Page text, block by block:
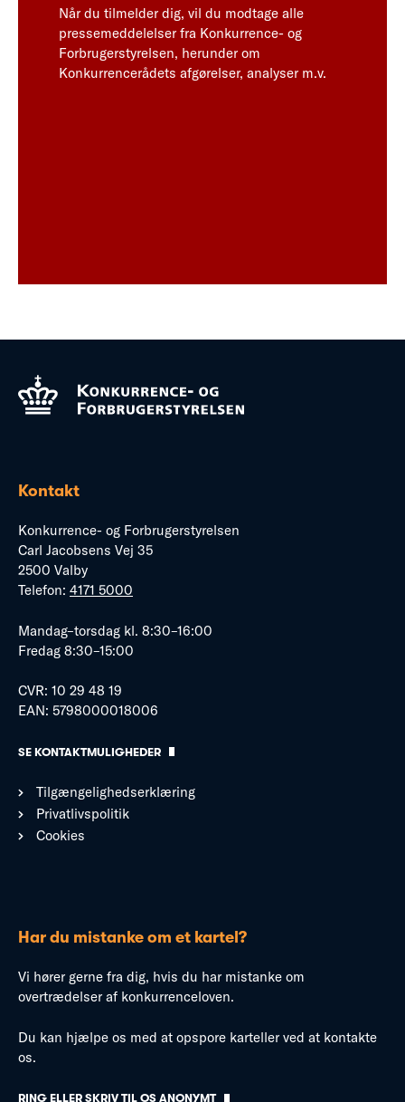
Når du tilmelder dig, vil du modtage alle
pressemeddelelser fra Konkurrence- og
Forbrugerstyrelsen, herunder om
Konkurrencerådets afgørelser, analyser m.v.
Kontakt
Konkurrence- og Forbrugerstyrelsen
Carl Jacobsens Vej 35
2500 Valby
Telefon: 4171 5000
Mandag–torsdag kl. 8:30–16:00
Fredag 8:30–15:00
CVR: 10 29 48 19
EAN: 5798000018006
SE KONTAKTMULIGHEDER
Tilgængelighedserklæring
Privatlivspolitik
Cookies
Har du mistanke om et kartel?
Vi hører gerne fra dig, hvis du har mistanke om
overtrædelser af konkurrenceloven.
Du kan hjælpe os med at opspore karteller ved at kontakte
os.
RING ELLER SKRIV TIL OS ANONYMT